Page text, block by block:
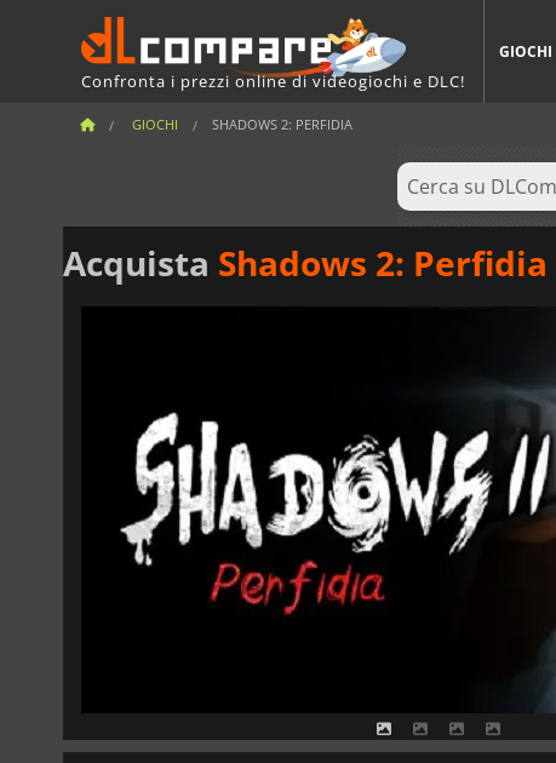
Confronta i prezzi online di videogiochi e DLC!
GIOCHI
GIOCHI SHADOWS 2: PERFIDIA
Acquista Shadows 2: Perfidia